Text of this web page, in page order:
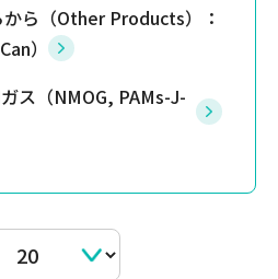
ら（Other Products）：
）
ス（NMOG, PAMs-J-